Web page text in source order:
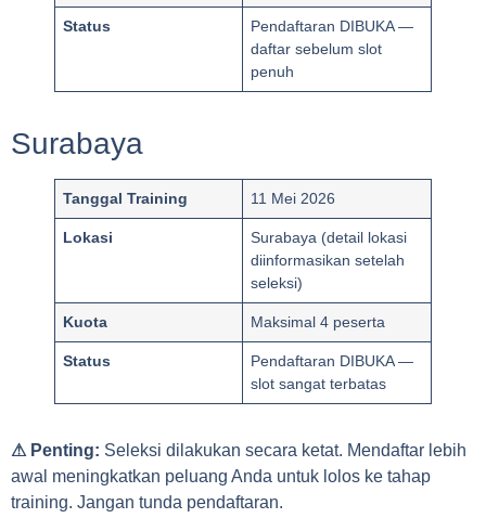
Status
Pendaftaran DIBUKA —
daftar sebelum slot
penuh
Surabaya
Tanggal Training 11 Mei 2026
Lokasi
Surabaya (detail lokasi
diinformasikan setelah
seleksi)
Kuota Maksimal 4 peserta
Status
Pendaftaran DIBUKA —
slot sangat terbatas
⚠ Penting: Seleksi dilakukan secara ketat. Mendaftar lebih
awal meningkatkan peluang Anda untuk lolos ke tahap
training. Jangan tunda pendaftaran.